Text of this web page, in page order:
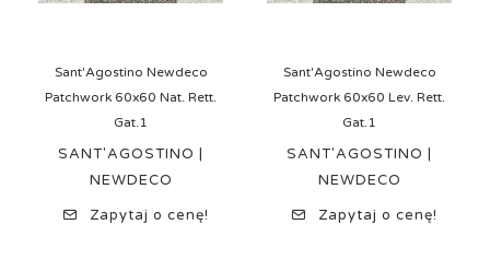
Sant'Agostino Newdeco
Patchwork 60x60 Nat. Rett.
Gat.1
SANT'AGOSTINO |
NEWDECO
Zapytaj o cenę!
Sant'Agostino Newdeco
Patchwork 60x60 Lev. Rett.
Gat.1
SANT'AGOSTINO |
NEWDECO
Zapytaj o cenę!